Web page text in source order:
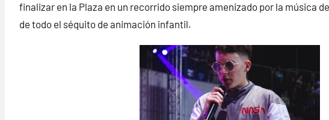
finalizar en la Plaza en un recorrido siempre amenizado por la música
de todo el séquito de animación infantil.